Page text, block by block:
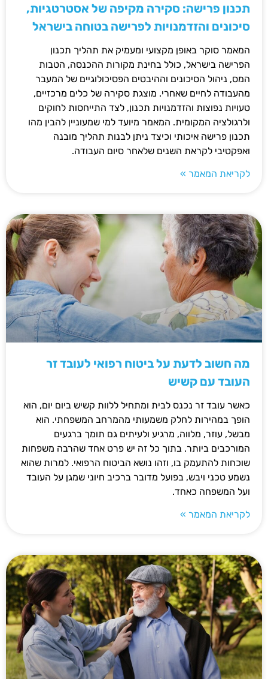
תכנון פרישה: סקירה מקיפה של אסטרטגיות,
סיכונים והזדמנויות לפרישה בטוחה בישראל
המאמר סוקר באופן מקצועי ומעמיק את תהליך תכנון
הפרישה בישראל, כולל בחינת מקורות ההכנסה, הטבות
המס, ניהול הסיכונים וההיבטים הפסיכולוגיים של המעבר
מהעבודה לחיים שאחרי. מוצגת סקירה של כלים מרכזיים,
טעויות נפוצות והזדמנויות תכנון, לצד התייחסות לחוקים
ולרגולציה המקומית. המאמר מיועד למי שמעוניין להבין מהו
תכנון פרישה איכותי וכיצד ניתן לבנות תהליך מובנה
ואפקטיבי לקראת השנים שלאחר סיום העבודה.
לקריאת המאמר »
מה חשוב לדעת על ביטוח רפואי לעובד זר
העובד עם קשיש
כאשר עובד זר נכנס לבית ומתחיל ללוות קשיש ביום יום, הוא
הופך במהירות לחלק משמעותי מהמרחב המשפחתי. הוא
מבשל, עוזר, מלווה, מרגיע ולעיתים גם תומך ברגעים
המורכבים ביותר. בתוך כל זה יש פרט אחד שהרבה משפחות
שוכחות להתעמק בו, וזהו נושא הביטוח הרפואי. למרות שהוא
נשמע טכני ויבש, בפועל מדובר ברכיב חיוני שמגן על העובד
ועל המשפחה כאחד.
לקריאת המאמר »